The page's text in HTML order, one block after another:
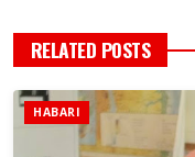
RELATED POSTS
HABARI